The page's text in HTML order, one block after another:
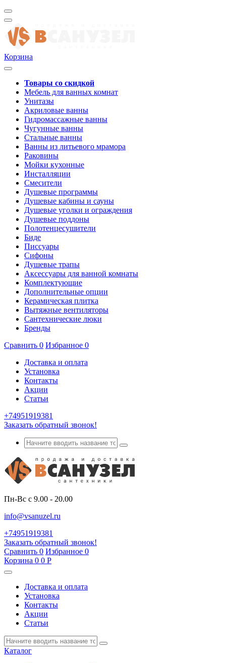
Корзина
Товары со скидкой
Мебель для ванных комнат
Унитазы
Акриловые ванны
Гидромассажные ванны
Чугунные ванны
Стальные ванны
Ванны из литьевого мрамора
Раковины
Мойки кухонные
Инсталляции
Смесители
Душевые программы
Душевые кабины и сауны
Душевые уголки и ограждения
Душевые поддоны
Полотенцесушители
Биде
Писсуары
Сифоны
Душевые трапы
Аксессуары для ванной комнаты
Комплектующие
Дополнительные опции
Керамическая плитка
Вытяжные вентиляторы
Сантехнические люки
Бренды
Сравнить 0 Избранное 0
Доставка и оплата
Установка
Контакты
Акции
Статьи
+74951919381
Заказать обратный звонок!
Пн-Вс с 9.00 - 20.00
info@vsanuzel.ru
+74951919381
Заказать обратный звонок!
Сравнить 0 Избранное 0
Корзина 0 0 Р
Доставка и оплата
Установка
Контакты
Акции
Статьи
Каталог